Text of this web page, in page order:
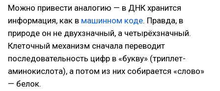
Можно привести аналогию — в ДНК хранится
информация, как в машинном коде. Правда, в
природе он не двухзначный, а четырёхзначный.
Клеточный механизм сначала переводит
последовательность цифр в «букву» (триплет-
аминокислота), а потом из них собирается «слово»
— белок.